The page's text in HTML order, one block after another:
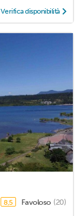
Verifica disponibilità
8,5 Favoloso (20)